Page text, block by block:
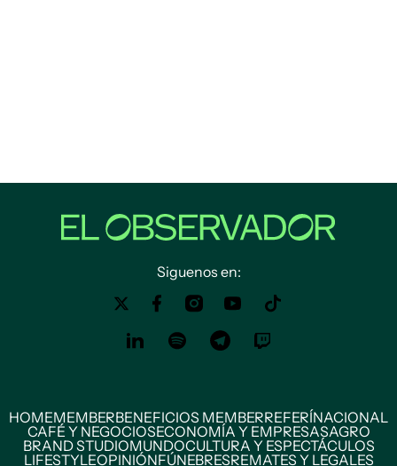
Siguenos en:
HOMEMEMBERBENEFICIOS MEMBERREFERÍNACIONAL
CAFÉ Y NEGOCIOSECONOMÍA Y EMPRESASAGRO
BRAND STUDIOMUNDOCULTURA Y ESPECTÁCULOS
LIFESTYLEOPINIÓNFÚNEBRESREMATES Y LEGALES